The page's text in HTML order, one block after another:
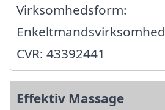
Virksomhedsform:
Enkeltmandsvirksomhed
CVR: 43392441
Effektiv Massage